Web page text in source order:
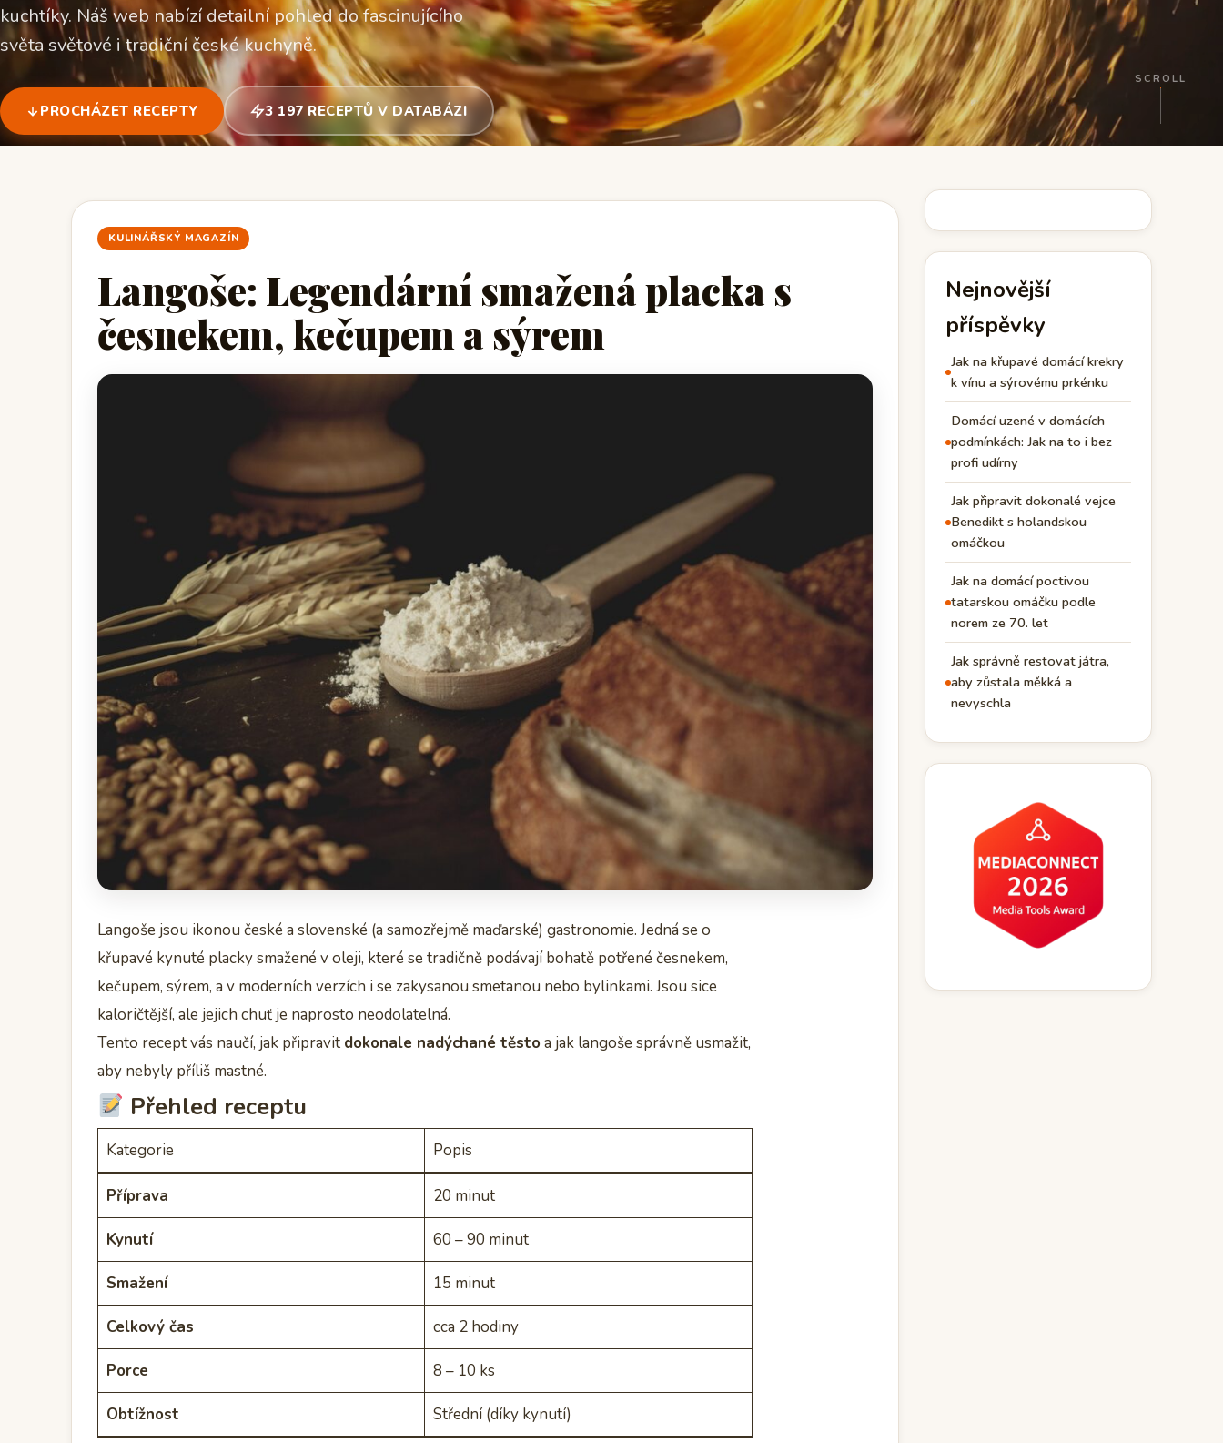
kuchtíky. Náš web nabízí detailní pohled do fascinujícího
světa světové i tradiční české kuchyně.
PROCHÁZET RECEPTY 3 197 RECEPTŮ V DATABÁZI
SCROLL
KULINÁŘSKÝ MAGAZÍN
Langoše: Legendární smažená placka s
česnekem, kečupem a sýrem
Langoše jsou ikonou české a slovenské (a samozřejmě maďarské) gastronomie. Jedná se o
křupavé kynuté placky smažené v oleji, které se tradičně podávají bohatě potřené česnekem,
kečupem, sýrem, a v moderních verzích i se zakysanou smetanou nebo bylinkami. Jsou sice
kaloričtější, ale jejich chuť je naprosto neodolatelná.
Tento recept vás naučí, jak připravit dokonale nadýchané těstoa jak langoše správně usmažit,
aby nebyly příliš mastné.
Přehled receptu
Kategorie Popis
Příprava 20 minut
Kynutí 60 – 90 minut
Smažení 15 minut
Celkový čas cca 2 hodiny
Porce 8 – 10 ks
Obtížnost Střední (díky kynutí)
Nejnovější
příspěvky
Jak na křupavé domácí krekry
k vínu a sýrovému prkénku
Domácí uzené v domácích
podmínkách: Jak na to i bez
profi udírny
Jak připravit dokonalé vejce
Benedikt s holandskou
omáčkou
Jak na domácí poctivou
tatarskou omáčku podle
norem ze 70. let
Jak správně restovat játra,
aby zůstala měkká a
nevyschla